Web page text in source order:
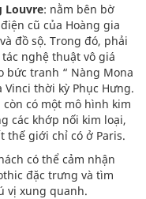
Louvre: nằm bên bờ
cũ của Hoàng gia
đồ sộ. Trong đó, phải
nghệ thuật vô giá
bức tranh “ Nàng Mona
Vinci thời kỳ Phục Hưng.
có một mô hình kim
các khớp nối kim loại,
thế giới chỉ có ở Paris.
có thể cảm nhận
đặc trưng và tìm
vị xung quanh.